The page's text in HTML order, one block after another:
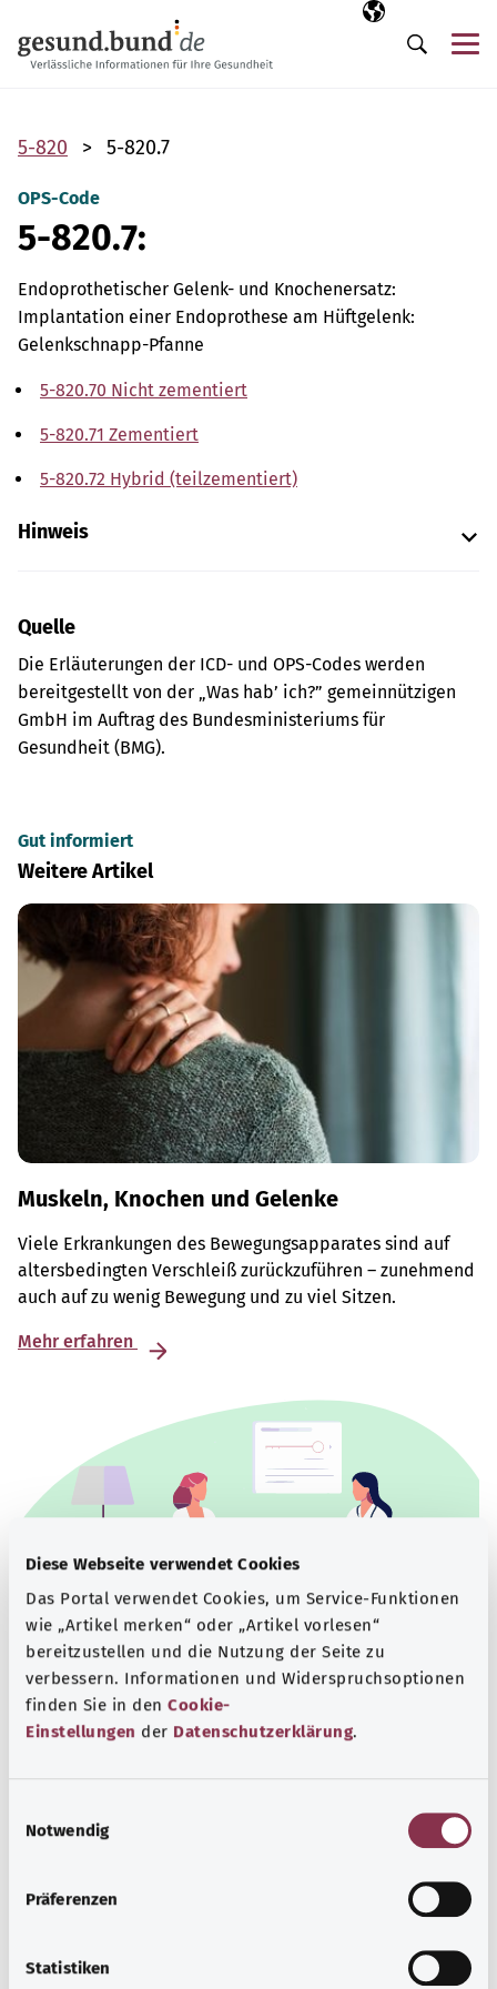
Diese Webseite verwendet Cookies
Das Portal verwendet Cookies, um Service-Funktionen
wie „Artikel merken“ oder „Artikel vorlesen“
bereitzustellen und die Nutzung der Seite zu
verbessern. Informationen und Widerspruchsoptionen
finden Sie in den Cookie-
Einstellungen der Datenschutzerklärung.
Notwendig
Präferenzen
Statistiken
Ausgewählte
DE
Suche
5-820 5-820.7
OPS-Code
5-820.7:
Endoprothetischer Gelenk- und Knochenersatz:
Implantation einer Endoprothese am Hüftgelenk:
Gelenkschnapp-Pfanne
5-820.70 Nicht zementiert
5-820.71 Zementiert
5-820.72 Hybrid (teilzementiert)
Hinweis
Quelle
Die Erläuterungen der ICD- und OPS-Codes werden
bereitgestellt von der „Was hab’ ich?” gemeinnützigen
GmbH im Auftrag des Bundesministeriums für
Gesundheit (BMG).
Gut informiert
Weitere Artikel
Muskeln, Knochen und Gelenke
Viele Erkrankungen des Bewegungsapparates sind auf
altersbedingten Verschleiß zurückzuführen – zunehmend
auch auf zu wenig Bewegung und zu viel Sitzen.
Mehr erfahren
Beratung und Hilfe
Eine Auswahl verschiedener Beratungs- und
Mehr erfahren